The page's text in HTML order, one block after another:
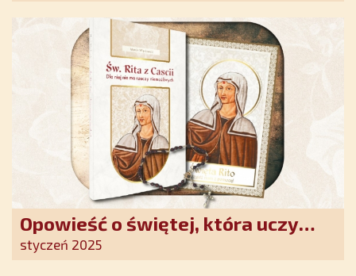
Opowieść o świętej, która uczy
szczerego oddania się Bogu.
styczeń 2025